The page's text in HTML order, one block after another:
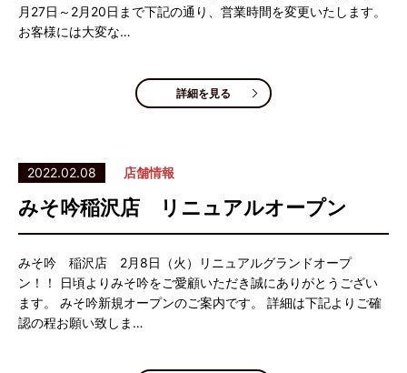
月27日～2月20日まで下記の通り、営業時間を変更いたします。
お客様には大変な…
詳細を見る
2022.02.08 店舗情報
みそ吟稲沢店 リニュアルオープン
みそ吟 稲沢店 2月8日（火）リニュアルグランドオープ
ン！！ 日頃よりみそ吟をご愛顧いただき誠にありがとうござい
ます。 みそ吟新規オープンのご案内です。 詳細は下記よりご確
認の程お願い致しま…